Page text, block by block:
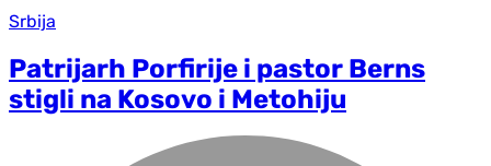
Srbija
Patrijarh Porfirije i pastor Berns
stigli na Kosovo i Metohiju